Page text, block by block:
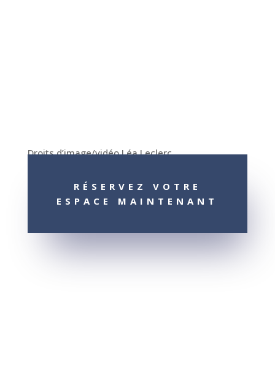
Droits d’image/vidéo Léa Leclerc
RÉSERVEZ VOTRE
ESPACE MAINTENANT